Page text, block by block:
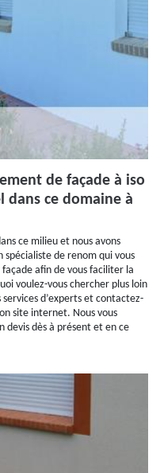
de façade à iso
dans ce domaine à
ce milieu et nous avons
spécialiste de renom qui vous
afin de vous faciliter la
voulez-vous chercher plus loin
d’experts et contactez-
site internet. Nous vous
devis dès à présent et en ce